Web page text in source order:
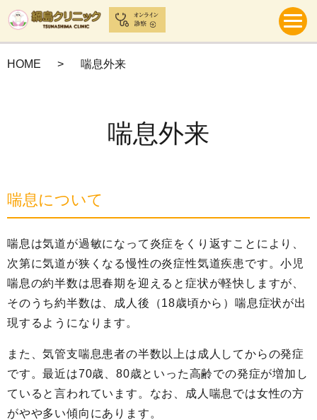
HOME 喘息外来
喘息外来
喘息について
喘息は気道が過敏になって炎症をくり返すことにより、
次第に気道が狭くなる慢性の炎症性気道疾患です。小児
喘息の約半数は思春期を迎えると症状が軽快しますが、
そのうち約半数は、成人後（18歳頃から）喘息症状が出
現するようになります。
また、気管支喘息患者の半数以上は成人してからの発症
です。最近は70歳、80歳といった高齢での発症が増加し
ていると言われています。なお、成人喘息では女性の方
がやや多い傾向にあります。